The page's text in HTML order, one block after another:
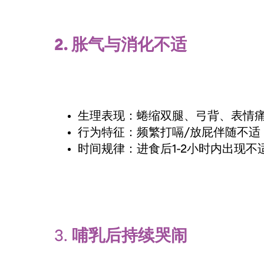
2. 胀气与消化不适
生理表现：蜷缩双腿、弓背、表情
行为特征：频繁打嗝/放屁伴随不适
时间规律：进食后1-2小时内出现不
3. 哺乳后持续哭闹